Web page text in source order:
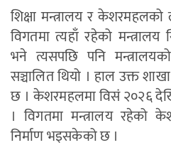
शिक्षा मन्त्रालय र
विगतमा त्यहाँ रहेको मन्त्रालय
भने त्यसपछि पनि मन्त्रालयको
सञ्चालित थियो । हाल उक्त
छ । केशरमहलमा विसं २०२६
। विगतमा मन्त्रालय रहेको
निर्माण भइसकेको छ ।